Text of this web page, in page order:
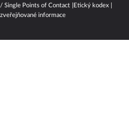
struktura
Single Points of Contact